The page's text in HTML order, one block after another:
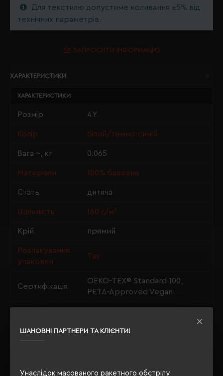
ШАНОВНІ ПАРТНЕРИ ТА КЛІЄНТИ!
Унаслідок масованого ракетного обстрілу
Для текстилю допустиме коливання ±5% від
технічних параметрів.
ЗАПРОСИТИ ІНФОРМАЦІЮ
ХАРАКТЕРИСТИКИ
ХАРАКТЕРИСТИКИ
Розмір 4Y
Колір білий/темно-синій
Вага ~, кг 0.065
Матеріали 100% бавовна
Стать дитяча
Щільність 160 г/м²
Крій прямий
Розпакування
упаковки
Так
Сертифікація
OEKO-TEX® Standard 100,
PETA-Approved Vegan
ОПИС